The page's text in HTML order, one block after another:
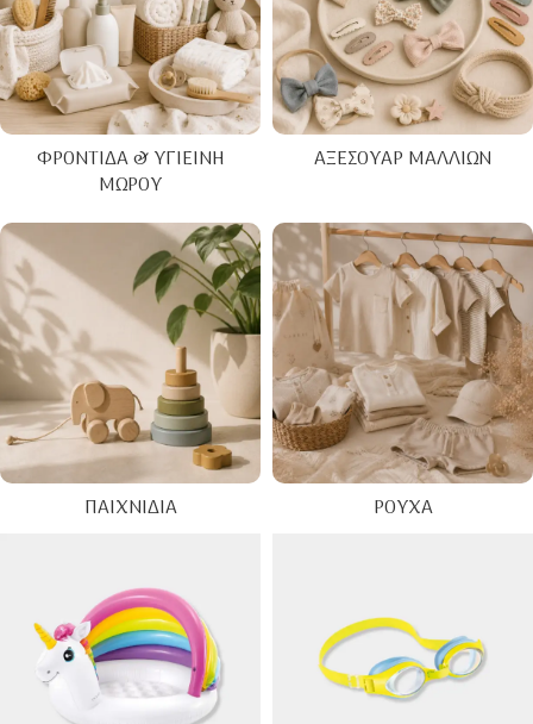
ΦΡΟΝΤΊΔΑ & ΥΓΙΕΙΝΉ
ΜΩΡΟΎ
ΑΞΕΣΟΥΆΡ ΜΑΛΛΙΏΝ
ΠΑΙΧΝΊΔΙΑ ΡΟΎΧΑ